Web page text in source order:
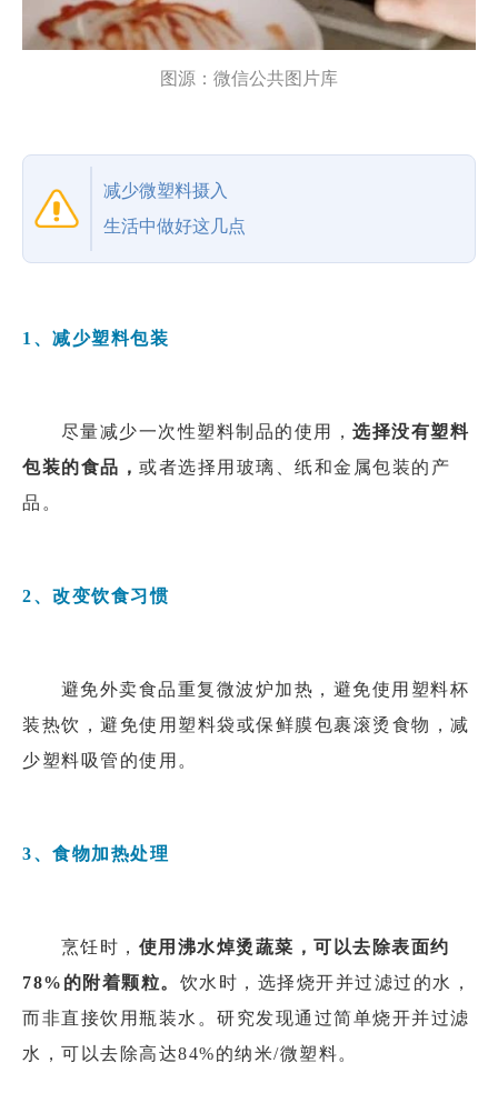
图源：微信公共图片库
减少微塑料摄入
生活中做好这几点
1、减少塑料包装
尽量减少一次性塑料制品的使用，选择没有塑料
包装的食品， 或者选择用玻璃、纸和金属包装的产
品。
2、改变饮食习惯
避免外卖食品重复微波炉加热，避免使用塑料杯
装热饮，避免使用塑料袋或保鲜膜包裹滚烫食物，减
少塑料吸管的使用。
3、食物加热处理
烹饪时， 使用沸水焯烫蔬菜，可以去除表面约
78%的附着颗粒。 饮水时，选择烧开并过滤过的水，
而非直接饮用瓶装水。研究发现通过简单烧开并过滤
水，可以去除高达84%的纳米/微塑料。